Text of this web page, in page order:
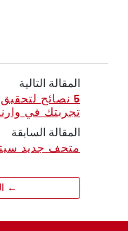
المقالة التالية
5 نصائح
تجربتك في
المقالة السابقة
متحف جديد
←